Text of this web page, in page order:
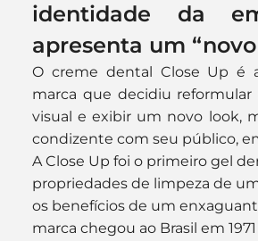
identidade da
apresenta um
O creme dental Close Up é
marca que decidiu reformular
visual e exibir um novo look,
condizente com seu público,
A Close Up foi o primeiro gel
propriedades de limpeza de
os benefícios de um
marca chegou ao Brasil em